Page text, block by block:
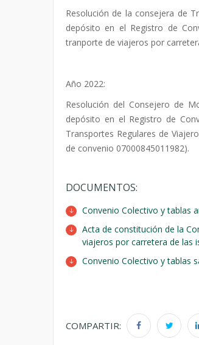
Resolución de la consejera de
depósito en el Registro de
tranporte de viajeros por
Año 2022:
Resolución del Consejero de
depósito en el Registro de
Transportes Regulares de
de convenio 07000845011982).
DOCUMENTOS:
Convenio Colectivo y tablas
Acta de constitución de la
viajeros por carretera de las
Convenio Colectivo y tablas
COMPARTIR: